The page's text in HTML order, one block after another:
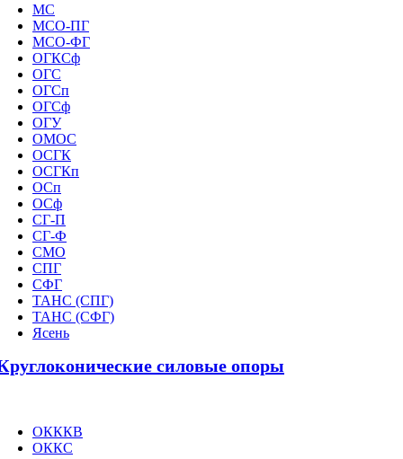
МС
МСО-ПГ
МСО-ФГ
ОГКСф
ОГС
ОГСп
ОГСф
ОГУ
ОМОС
ОСГК
ОСГКп
ОСп
ОСф
СГ-П
СГ-Ф
СМО
СПГ
СФГ
ТАНС (СПГ)
ТАНС (СФГ)
Ясень
силовые опоры
ОКККВ
ОККС